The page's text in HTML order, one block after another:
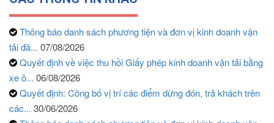
Thông báo danh sách phương tiện và đơn vị kinh doanh vận
tải đã... 07/08/2026
Quyết định về việc thu hồi Giấy phép kinh doanh vận tải bằng
xe ô... 06/08/2026
Quyết định: Công bố vị trí các điểm dừng đón, trả khách trên
các... 30/06/2026